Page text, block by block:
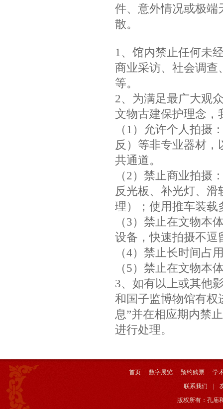
件、意外情况或极端
散。
1、馆内禁止任何未
商业采访、社会调查
等。
2、为满足最广大观
文物古建保护理念，
（1）允许个人拍摄
反）等非专业器材
共通道。
（2）禁止商业拍摄
反光板、补光灯、
理）；使用推车装载
（3）禁止在文物本
设备，快速拍摄不逗
（4）禁止长时间占
（5）禁止在文物本
3、如有以上或其他
和国子监博物馆有权
息”并在相应期内禁
进行处理。
首页 数字展览 预约购票
学
联系我们
版权所有：孔庙